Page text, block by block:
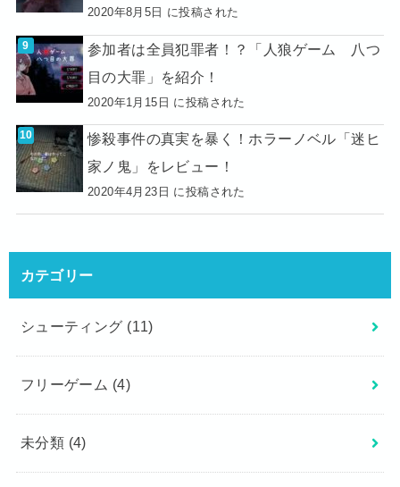
2020年8月5日 に投稿された
参加者は全員犯罪者！？「人狼ゲーム 八つ
目の大罪」を紹介！
2020年1月15日 に投稿された
惨殺事件の真実を暴く！ホラーノベル「迷ヒ
家ノ鬼」をレビュー！
2020年4月23日 に投稿された
カテゴリー
シューティング (11)
フリーゲーム (4)
未分類 (4)